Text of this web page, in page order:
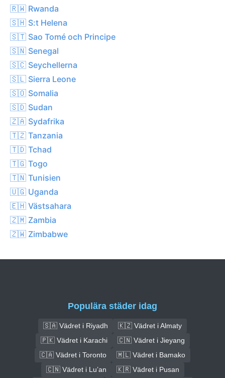
🇷🇼 Rwanda
🇸🇭 S:t Helena
🇸🇹 Sao Tomé och Principe
🇸🇳 Senegal
🇸🇨 Seychellerna
🇸🇱 Sierra Leone
🇸🇴 Somalia
🇸🇩 Sudan
🇿🇦 Sydafrika
🇹🇿 Tanzania
🇹🇩 Tchad
🇹🇬 Togo
🇹🇳 Tunisien
🇺🇬 Uganda
🇪🇭 Västsahara
🇿🇲 Zambia
🇿🇼 Zimbabwe
Populära städer idag
🇸🇦 Vädret i Riyadh
🇰🇿 Vädret i Almaty
🇵🇰 Vädret i Karachi
🇨🇳 Vädret i Jieyang
🇨🇦 Vädret i Toronto
🇲🇱 Vädret i Bamako
🇨🇳 Vädret i Lu’an
🇰🇷 Vädret i Pusan